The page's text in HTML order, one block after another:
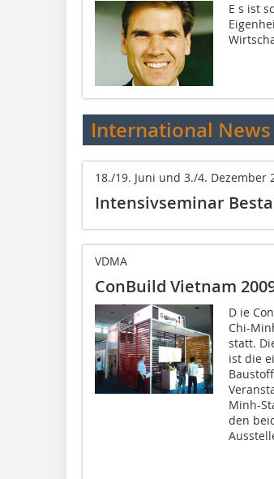
E s ist
International News
18./19. Juni und 3./4. Dezember
Intensivseminar
VDMA
ConBuild Vietnam
D ie
Chi-
statt.
ist die
Minh-
den